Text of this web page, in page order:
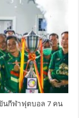
นกีฬาฟุตบอล 7 คน